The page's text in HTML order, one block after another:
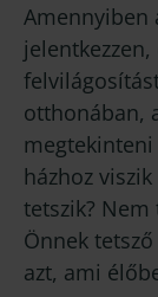
Amennyiben
otthonában,
házhoz
tetszik? Nem
Önnek
azt, ami